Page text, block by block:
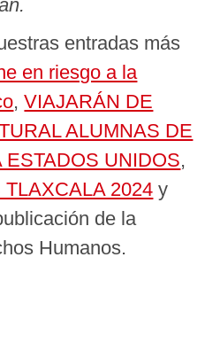
entradas más
en riesgo a la
,VIAJARÁN DE
ALUMNAS DE
ESTADOS UNIDOS,
2024 y
de la
Humanos.